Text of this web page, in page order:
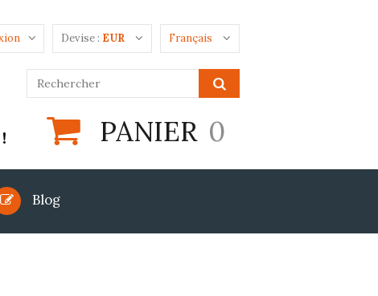
Français
Devise : EUR
PANIER 0
Blog